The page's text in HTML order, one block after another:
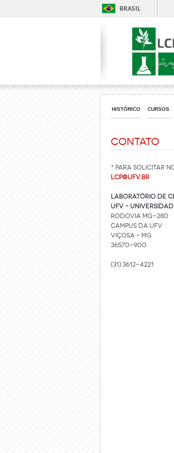
BRASIL
HISTÓRICO CURSOS
CONTATO
* PARA
LCP@ufv.br
LABORATÓRIO de
UFV –
Rodovia MG-280
Campus da UFV
VIÇOSA – MG
36570-900
(31) 3612-4221